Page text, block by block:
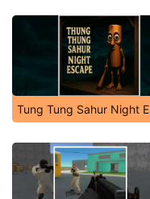
Tung Tung Sahur Night